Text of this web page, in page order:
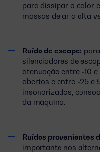
para dissipar o calor
massas de ar a alta
Ruído de escape:
silenciadores de
atenuação entre -10
abertos e entre -25 e
insonorizados,
da máquina.
Ruídos provenientes
importante nos